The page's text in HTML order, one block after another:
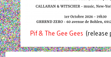
Pif& The Gee Gees (release